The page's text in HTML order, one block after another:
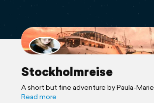
Stockholmreise
A short but fine adventure by Paula-Marie
Read more